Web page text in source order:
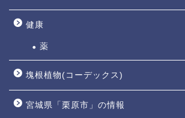
健康
薬
塊根植物(コーデックス)
宮城県「栗原市」の情報